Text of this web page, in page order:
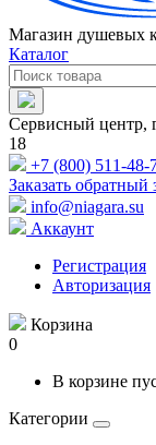
Магазин душевых
Каталог
Сервисный центр,
18
+7 (800) 511-48-
Заказать обратный
info@niagara.su
Аккаунт
Регистрация
Авторизация
Корзина
0
В корзине
Категории